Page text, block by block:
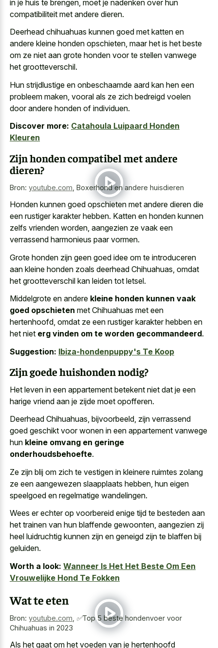
in je huis te brengen, moet je nadenken over hun
compatibiliteit met andere dieren.
Deerhead chihuahuas kunnen goed met katten en
andere kleine honden opschieten, maar het is het beste
om ze niet aan grote honden voor te stellen vanwege
het grootteverschil.
Hun strijdlustige en onbeschaamde aard kan hen een
probleem maken, vooral als ze zich bedreigd voelen
door andere honden of individuen.
Discover more: Catahoula Luipaard Honden
Kleuren
Zijn honden compatibel met andere
dieren?
Bron: youtube.com Boxerhond en andere huisdieren
Honden kunnen goed opschieten met andere dieren die
een rustiger karakter hebben. Katten en honden kunnen
zelfs vrienden worden, aangezien ze vaak een
verrassend harmonieus paar vormen.
Grote honden zijn geen goed idee om te introduceren
aan kleine honden zoals deerhead Chihuahuas, omdat
het grootteverschil kan leiden tot letsel.
Middelgrote en andere kleine honden kunnen vaak
goed opschieten met Chihuahuas met een
hertenhoofd, omdat ze een rustiger karakter hebben en
het niet erg vinden om te worden gecommandeerd.
Suggestion: Ibiza-hondenpuppy's Te Koop
Zijn goede huishonden nodig?
Het leven in een appartement betekent niet dat je een
harige vriend aan je zijde moet opofferen.
Deerhead Chihuahuas, bijvoorbeeld, zijn verrassend
goed geschikt voor wonen in een appartement vanwege
hun kleine omvang en geringe
onderhoudsbehoefte.
Ze zijn blij om zich te vestigen in kleinere ruimtes zolang
ze een aangewezen slaapplaats hebben, hun eigen
speelgoed en regelmatige wandelingen.
Wees er echter op voorbereid enige tijd te besteden aan
het trainen van hun blaffende gewoonten, aangezien zij
heel luidruchtig kunnen zijn en geneigd zijn te blaffen bij
geluiden.
Worth a look: Wanneer Is Het Het Beste Om Een
Vrouwelijke Hond Te Fokken
Wat te eten
Bron: youtube.com ✅Top 5 beste hondenvoer voor
Chihuahuas in 2023
Als het gaat om het voeden van je hertenhoofd